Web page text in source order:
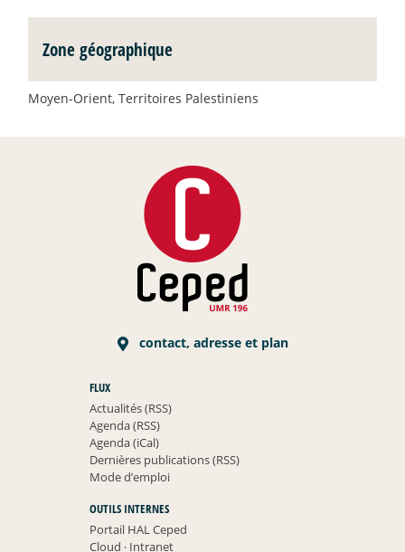
Zone géographique
Moyen-Orient, Territoires Palestiniens
contact, adresse et plan
FLUX
Actualités (RSS)
Agenda (RSS)
Agenda (iCal)
Dernières publications (RSS)
Mode d’emploi
OUTILS INTERNES
Portail HAL Ceped
Cloud ·Intranet